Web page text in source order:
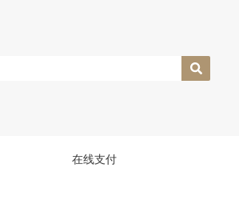
在线支付